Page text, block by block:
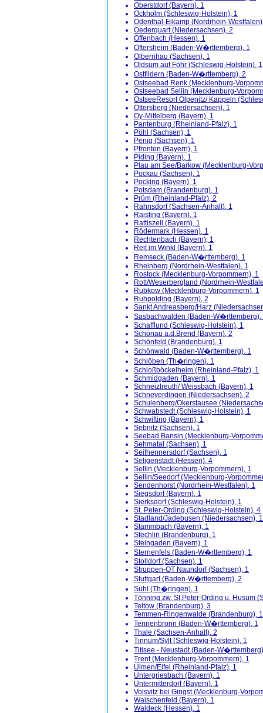
Oberstdorf (Bayern), 1
Ockholm (Schleswig-Holstein), 1
Odenthal-Eikamp (Nordrhein-
Oederquart (Niedersachsen), 2
Offenbach (Hessen), 1
Oftersheim (Baden-W�rttemberg), 1
Olbernhau (Sachsen), 1
Oldsum auf Föhr (Schleswig-Holstein), 1
Ostfildern (Baden-W�rttemberg), 2
Ostseebad Rerik (Mecklenburg-
Ostseebad Sellin (Mecklenburg-
OstseeResort Olpenitz/ Kappeln
Ottersberg (Niedersachsen), 1
Oy-Mittelberg (Bayern), 1
Pantenburg (Rheinland-Pfalz), 1
Pöhl (Sachsen), 1
Penig (Sachsen), 1
Pfronten (Bayern), 1
Piding (Bayern), 1
Plau am See/Barkow (Mecklenburg-
Pockau (Sachsen), 1
Pocking (Bayern), 1
Potsdam (Brandenburg), 1
Prüm (Rheinland-Pfalz), 2
Rahnsdorf (Sachsen-Anhalt), 1
Raisting (Bayern), 1
Rattiszell (Bayern), 1
Rödermark (Hessen), 1
Rechtenbach (Bayern), 1
Reit im Winkl (Bayern), 1
Remseck (Baden-W�rttemberg), 1
Rheinberg (Nordrhein-Westfalen), 1
Rostock (Mecklenburg-Vorpommern), 1
Rott/Weserbergland (Nordrhein-
Rubkow (Mecklenburg-Vorpommern), 1
Ruhpolding (Bayern), 2
Sankt Andreasberg/Harz
Sasbachwalden (Baden-W�rttemberg),
Schafflund (Schleswig-Holstein), 1
Schönau a.d.Brend (Bayern), 2
Schönfeld (Brandenburg), 1
Schönwald (Baden-W�rttemberg), 1
Schlöben (Th�ringen), 1
Schloßböckelheim (Rheinland-Pfalz), 1
Schmidgaden (Bayern), 1
Schneizlreuth/ Weissbach (Bayern), 1
Schneverdingen (Niedersachsen), 2
Schulenberg/Okerstausee
Schwabstedt (Schleswig-Holstein), 1
Schwifting (Bayern), 1
Sebnitz (Sachsen), 1
Seebad Bansin (Mecklenburg-
Sehmatal (Sachsen), 1
Seifhennersdorf (Sachsen), 1
Seligenstadt (Hessen), 4
Sellin (Mecklenburg-Vorpommern), 1
Sellin/Seedorf (Mecklenburg-
Sendenhorst (Nordrhein-Westfalen), 1
Siegsdorf (Bayern), 1
Sierksdorf (Schleswig-Holstein), 1
St. Peter-Ording (Schleswig-Holstein), 4
Stadland/Jadebusen (Niedersachsen), 1
Stammbach (Bayern), 1
Stechlin (Brandenburg), 1
Steingaden (Bayern), 1
Sternenfels (Baden-W�rttemberg), 1
Stolldorf (Sachsen), 1
Struppen-OT Naundorf (Sachsen), 1
Stuttgart (Baden-W�rttemberg), 2
Suhl (Th�ringen), 1
Tönning zw. St.Peter-Ording u. Husum
Teltow (Brandenburg), 3
Temmen-Ringenwalde (Brandenburg), 1
Tennenbronn (Baden-W�rttemberg), 1
Thale (Sachsen-Anhalt), 2
Tinnum/Sylt (Schleswig-Holstein), 1
Titisee - Neustadt (Baden-
Trent (Mecklenburg-Vorpommern), 1
Ulmen/Eifel (Rheinland-Pfalz), 1
Untergriesbach (Bayern), 1
Untermitterdorf (Bayern), 1
Volsvitz bei Gingst (Mecklenburg-
Waischenfeld (Bayern), 1
Waldeck (Hessen), 1